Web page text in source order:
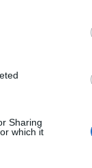
Sharing
which it
zu
die